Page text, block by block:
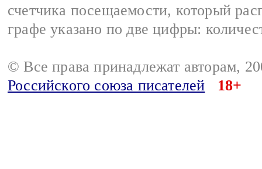
счетчика посещаемости, который
графе указано по две цифры:
© Все права принадлежат авторам,
Российского союза писателей
18+